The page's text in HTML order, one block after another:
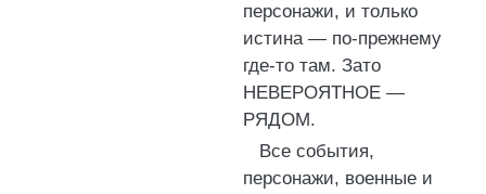
персонажи, и только
истина — по-прежнему
где-то там. Зато
НЕВЕРОЯТНОЕ —
РЯДОМ.
Все события,
персонажи, военные и